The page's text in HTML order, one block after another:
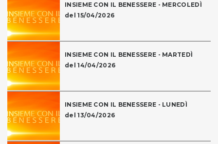
INSIEME CON IL BENESSERE - MERCOLEDÌ
del 15/04/2026
INSIEME CON IL BENESSERE - MARTEDÌ
del 14/04/2026
INSIEME CON IL BENESSERE - LUNEDÌ
del 13/04/2026